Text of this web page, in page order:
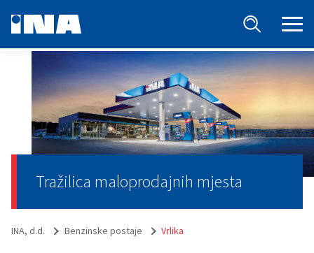
Tražilica maloprodajnih mjesta
INA, d.d. Benzinske postaje Vrlika